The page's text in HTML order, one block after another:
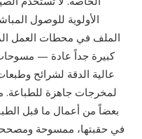
الأولوية للوصول
الملف في محطات العمل
لمخرجات جاهزة للطباعة.
في حقبتها، ممسوحة